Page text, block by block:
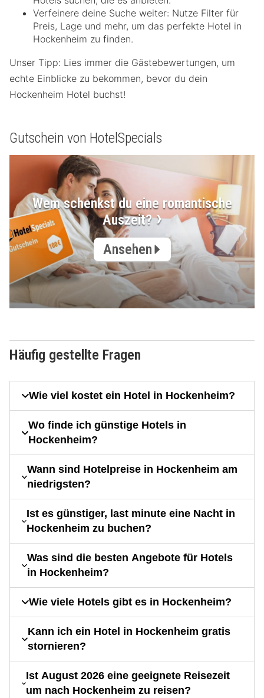
Verfeinere deine Suche weiter: Nutze Filter für
Preis, Lage und mehr, um das perfekte Hotel in
Hockenheim zu finden.
Unser Tipp: Lies immer die Gästebewertungen, um
echte Einblicke zu bekommen, bevor du dein
Hockenheim Hotel buchst!
Gutschein von HotelSpecials
Wem schenkst du eine romantische
Auszeit?
Ansehen
Häufig gestellte Fragen
Wie viel kostet ein Hotel in Hockenheim?
Wo finde ich günstige Hotels in
Hockenheim?
Wann sind Hotelpreise in Hockenheim am
niedrigsten?
Ist es günstiger, last minute eine Nacht in
Hockenheim zu buchen?
Was sind die besten Angebote für Hotels
in Hockenheim?
Wie viele Hotels gibt es in Hockenheim?
Kann ich ein Hotel in Hockenheim gratis
stornieren?
Ist August 2026 eine geeignete Reisezeit
um nach Hockenheim zu reisen?